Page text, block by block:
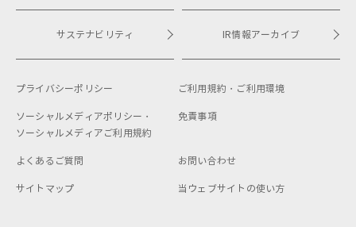
サステナビリティ IR情報アーカイブ
プライバシーポリシー ご利用規約・ ご利用環境
ソーシャルメディアポリシー・
ソーシャルメディアご利用規約
免責事項
よくあるご質問 お問い合わせ
サイトマップ 当ウェブサイトの使い方